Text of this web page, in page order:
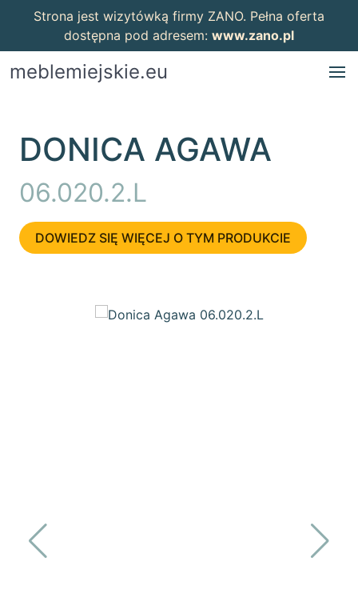
Strona jest wizytówką firmy ZANO. Pełna oferta
dostępna pod adresem: www.zano.pl
meblemiejskie.eu
DONICA AGAWA
06.020.2.L
DOWIEDZ SIĘ WIĘCEJ O TYM PRODUKCIE